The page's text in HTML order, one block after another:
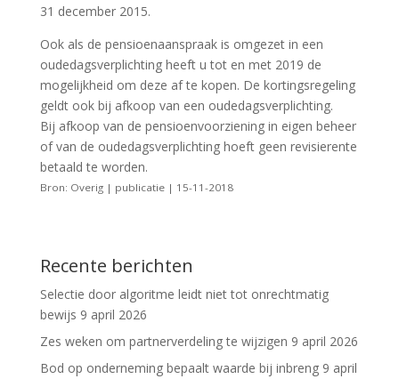
31 december 2015.
Ook als de pensioenaanspraak is omgezet in een
oudedagsverplichting heeft u tot en met 2019 de
mogelijkheid om deze af te kopen. De kortingsregeling
geldt ook bij afkoop van een oudedagsverplichting.
Bij afkoop van de pensioenvoorziening in eigen beheer
of van de oudedagsverplichting hoeft geen revisierente
betaald te worden.
Bron: Overig | publicatie | 15-11-2018
Recente berichten
Selectie door algoritme leidt niet tot onrechtmatig
bewijs 9 april 2026
Zes weken om partnerverdeling te wijzigen 9 april 2026
Bod op onderneming bepaalt waarde bij inbreng 9 april